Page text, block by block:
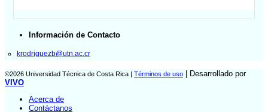
Información de Contacto
krodriguezb@utn.ac.cr
©2026 Universidad Técnica de Costa Rica | Términos de uso | Desarrollado por
VIVO
Acerca de
Contáctanos